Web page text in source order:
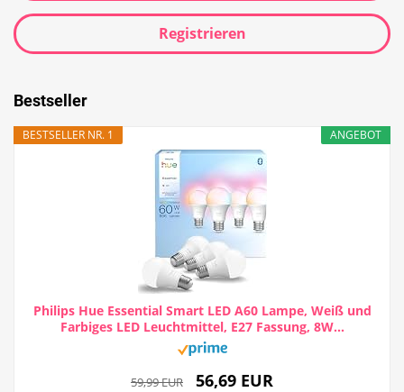
Registrieren
Bestseller
ANGEBOT
BESTSELLER NR. 1
Philips Hue Essential Smart LED A60 Lampe, Weiß und
Farbiges LED Leuchtmittel, E27 Fassung, 8W...
59,99 EUR 56,69 EUR